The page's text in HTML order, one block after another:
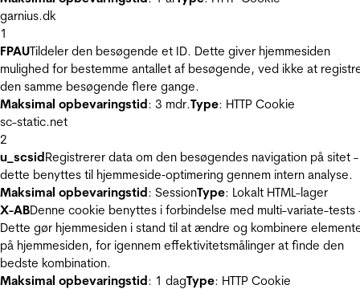
garnius.dk
1
FPAUTildeler den besøgende et ID. Dette giver hjemmesiden
mulighed for bestemme antallet af besøgende, ved ikke at
den samme besøgende flere gange.
Maksimal opbevaringstid: 3 mdr.Type: HTTP Cookie
sc-static.net
2
u_scsidRegistrerer data om den besøgendes navigation på sitet -
dette benyttes til hjemmeside‐optimering gennem intern analyse.
Maksimal opbevaringstid: SessionType: Lokalt HTML-lager
X-ABDenne cookie benyttes i forbindelse med multi-variate-tests
Dette gør hjemmesiden i stand til at ændre og kombinere
på hjemmesiden, for igennem effektivitetsmålinger at finde den
bedste kombination.
Maksimal opbevaringstid: 1 dagType: HTTP Cookie